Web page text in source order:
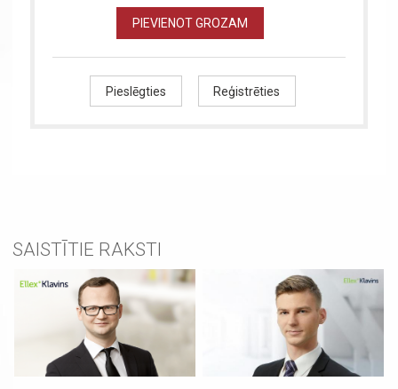
PIEVIENOT GROZAM
Pieslēgties Reģistrēties
SAISTĪTIE RAKSTI